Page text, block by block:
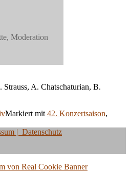
Moderation
A. Chatschaturian, B.
Markiert mit 42. Konzertsaison,
| Datenschutz
von Real Cookie Banner